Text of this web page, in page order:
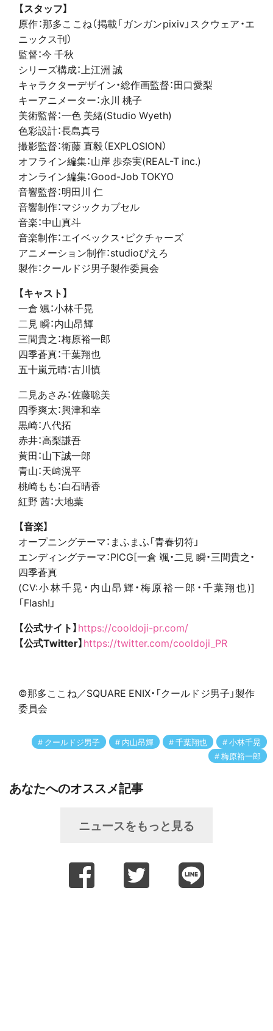
【スタッフ】
原作：那多ここね（掲載「ガンガンpixiv」スクウェア・エ
ニックス刊）
監督：今 千秋
シリーズ構成：上江洲 誠
キャラクターデザイン・総作画監督：田口愛梨
キーアニメーター：永川 桃子
美術監督：一色 美緒(Studio Wyeth)
色彩設計：長島真弓
撮影監督：衛藤 直毅（EXPLOSION）
オフライン編集：山岸 歩奈実(REAL-T inc.)
オンライン編集：Good-Job TOKYO
音響監督：明田川 仁
音響制作：マジックカプセル
音楽：中山真斗
音楽制作：エイベックス・ピクチャーズ
アニメーション制作：studioぴえろ
製作：クールドジ男子製作委員会
【キャスト】
一倉 颯：小林千晃
二見 瞬：内山昂輝
三間貴之：梅原裕一郎
四季蒼真：千葉翔也
五十嵐元晴：古川慎
二見あさみ：佐藤聡美
四季爽太：興津和幸
黒崎：八代拓
赤井：高梨謙吾
黄田：山下誠一郎
青山：天﨑滉平
桃崎もも：白石晴香
紅野 茜：大地葉
【音楽】
オープニングテーマ：まふまふ「青春切符」
エンディングテーマ：PICG[一倉 颯・二見 瞬・三間貴之・
四季蒼真
(CV:小林千晃・内山昂輝・梅原裕一郎・千葉翔也)]
「Flash!」
【公式サイト】https://cooldoji-pr.com/
【公式Twitter】https://twitter.com/cooldoji_PR
©那多ここね／SQUARE ENIX・「クールドジ男子」製作
委員会
クールドジ男子 内山昂輝 千葉翔也
小林千晃
梅原裕一郎
あなたへのオススメ記事
ニュースをもっと見る